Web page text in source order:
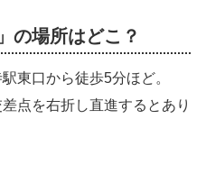
」の場所はどこ？
東口から徒歩5分ほど。
点を右折し直進するとあり